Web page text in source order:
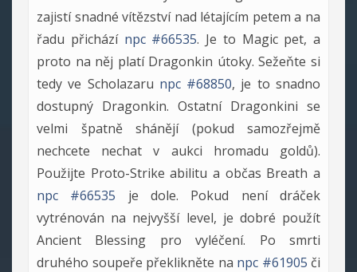
zajistí snadné vítězství nad létajícím petem a na
řadu přichází npc #66535. Je to Magic pet, a
proto na něj platí Dragonkin útoky. Sežeňte si
tedy ve Scholazaru npc #68850, je to snadno
dostupný Dragonkin. Ostatní Dragonkini se
velmi špatně shánějí (pokud samozřejmě
nechcete nechat v aukci hromadu goldů).
Použijte Proto-Strike abilitu a občas Breath a
npc #66535 je dole. Pokud není dráček
vytrénován na nejvyšší level, je dobré použít
Ancient Blessing pro vyléčení. Po smrti
druhého soupeře překlikněte na npc #61905 či